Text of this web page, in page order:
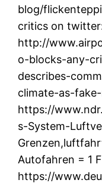
blog/
critics on
http://
o-blocks-any-
describes-
climate-as-
https://
s-System-
Autofahren = 1
https://